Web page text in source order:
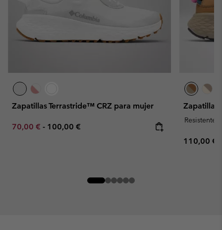
Zapatillas Terrastride™ CRZ para mujer
Minimum sale price:
70,00 € - Maximum price:
100,00 €
Zapatillas
Resistente
Regular
110,00 €